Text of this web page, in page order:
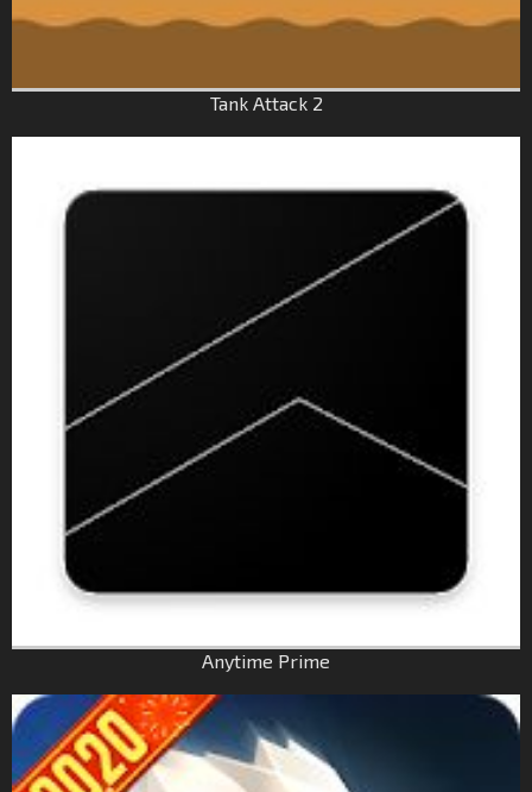
Tank Attack 2
Anytime Prime